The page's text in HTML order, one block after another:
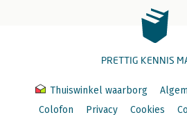
PRETTIG KENNIS
Thuiswinkel waarborg
Colofon
Privacy Cookies